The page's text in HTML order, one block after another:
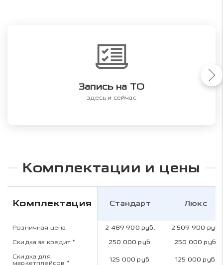
Запись на ТО
здесь и сейчас
Комплектации и цены
Комплектация Стандарт Люкс
Розничная цена 2 489 900 руб. 2 509 900 руб.
Скидка за кредит * 250 000 руб. 250 000 руб.
Скидка для
маркетплейсов * 125 000 руб. 125 000 руб.